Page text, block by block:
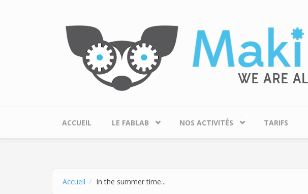
ACCUEIL LE FABLAB NOS ACTIVITÉS TARIFS
Accueil In the summer time...